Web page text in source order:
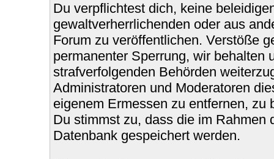
Du verpflichtest dich, keine
gewaltverherrlichenden oder aus
Forum zu veröffentlichen. Verstöße
permanenter Sperrung, wir behalten
strafverfolgenden Behörden
Administratoren und Moderatoren
eigenem Ermessen zu entfernen, zu
Du stimmst zu, dass die im Rahmen
Datenbank gespeichert werden.